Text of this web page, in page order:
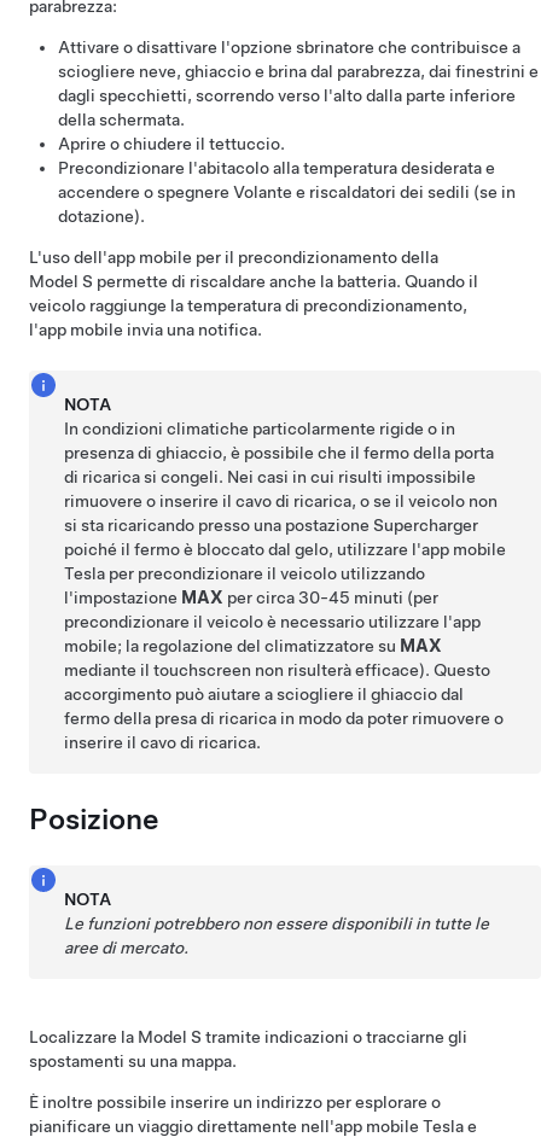
parabrezza:
Attivare o disattivare l'opzione sbrinatore che contribuisce a
sciogliere neve, ghiaccio e brina dal parabrezza, dai finestrini e
dagli specchietti, scorrendo verso l'alto dalla parte inferiore
della schermata.
Aprire o chiudere il tettuccio.
Precondizionare l'abitacolo alla temperatura desiderata e
accendere o spegnere Volante e riscaldatori dei sedili (se in
dotazione).
L'uso dell'app mobile per il precondizionamento della
Model S permette di riscaldare anche la batteria. Quando il
veicolo raggiunge la temperatura di precondizionamento,
l'app mobile invia una notifica.
NOTA
In condizioni climatiche particolarmente rigide o in
presenza di ghiaccio, è possibile che il fermo della porta
di ricarica si congeli. Nei casi in cui risulti impossibile
rimuovere o inserire il cavo di ricarica, o se il veicolo non
si sta ricaricando presso una postazione Supercharger
poiché il fermo è bloccato dal gelo, utilizzare l'app mobile
Tesla per precondizionare il veicolo utilizzando
l'impostazione MAX per circa 30-45 minuti (per
precondizionare il veicolo è necessario utilizzare l'app
mobile; la regolazione del climatizzatore su MAX
mediante il touchscreen non risulterà efficace). Questo
accorgimento può aiutare a sciogliere il ghiaccio dal
fermo della presa di ricarica in modo da poter rimuovere o
inserire il cavo di ricarica.
Posizione
NOTA
Le funzioni potrebbero non essere disponibili in tutte le
aree di mercato.
Localizzare la Model S tramite indicazioni o tracciarne gli
spostamenti su una mappa.
È inoltre possibile inserire un indirizzo per esplorare o
pianificare un viaggio direttamente nell'app mobile Tesla e